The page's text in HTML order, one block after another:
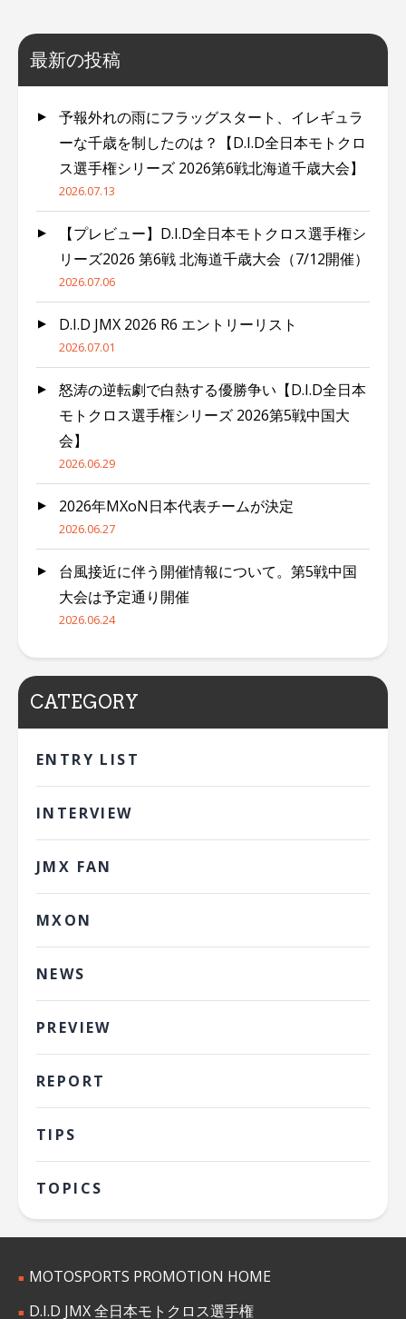
最新の投稿
予報外れの雨にフラッグスタート、イレギュラ
ーな千歳を制したのは？【D.I.D全日本モトクロ
ス選手権シリーズ 2026第6戦北海道千歳大会】
2026.07.13
【プレビュー】D.I.D全日本モトクロス選手権シ
リーズ2026 第6戦 北海道千歳大会（7/12開催）
2026.07.06
D.I.D JMX 2026 R6 エントリーリスト
2026.07.01
怒涛の逆転劇で白熱する優勝争い【D.I.D全日本
モトクロス選手権シリーズ 2026第5戦中国大
会】
2026.06.29
2026年MXoN日本代表チームが決定
2026.06.27
台風接近に伴う開催情報について。第5戦中国
大会は予定通り開催
2026.06.24
CATEGORY
ENTRY LIST
INTERVIEW
JMX FAN
MXON
NEWS
PREVIEW
REPORT
TIPS
TOPICS
MOTOSPORTS PROMOTION HOME
D.I.D JMX 全日本モトクロス選手権